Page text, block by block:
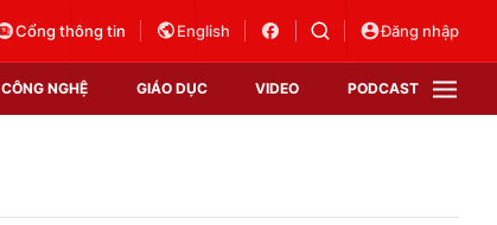
Cổng thông tin English Đăng nhập
CÔNG NGHỆ GIÁO DỤC VIDEO PODCAST
VTV Sức khoẻ